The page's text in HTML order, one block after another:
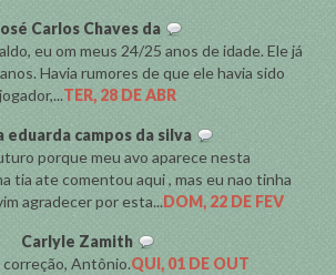
Carlos Chaves da
eu om meus 24/25 anos de idade. Ele já
Havia rumores de que ele havia sido
jogador,...TER, 28 DE ABR
eduarda campos da silva
porque meu avo aparece nesta
tia ate comentou aqui , mas eu nao tinha
agradecer por esta...DOM, 22 DE FEV
Carlyle Zamith
Antônio.QUI, 01 DE OUT